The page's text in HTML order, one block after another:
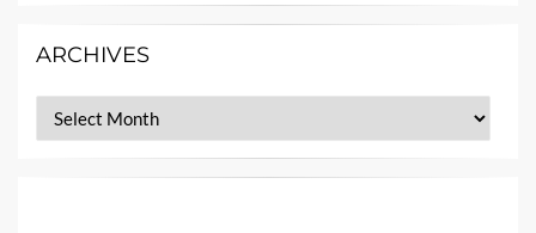
ARCHIVES
Archives